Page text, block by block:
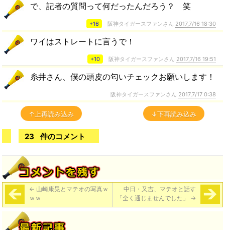
で、記者の質問って何だったんだろう？ 笑
+16 阪神タイガースファンさん 2017,7/16 18:30
ワイはストレートに言うで！
+10 阪神タイガースファンさん 2017,7/16 19:51
糸井さん、僕の頭皮の匂いチェックお願いします！
阪神タイガースファンさん 2017,7/17 0:38
↑上再読み込み ↓下再読み込み
23 件のコメント
← 山崎康晃とマテオの写真ｗ
ｗｗ
中日・又吉、マテオと話す
「全く通じませんでした」 →